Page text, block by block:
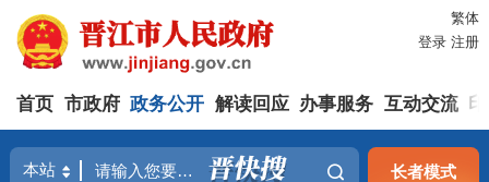
繁体
登录 注册
首页 市政府 政务公开 解读回应 办事服务 互动交流
长者模式